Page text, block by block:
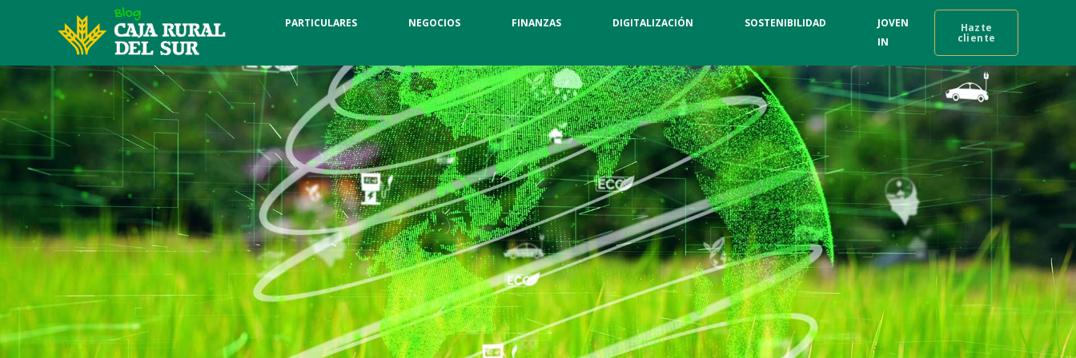
PARTICULARES NEGOCIOS FINANZAS DIGITALIZACIÓN SOSTENIBILIDAD
JOVEN
IN
Hazte
cliente